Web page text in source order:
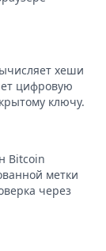
хеши
цифровую
ключу.
Bitcoin
метки
через